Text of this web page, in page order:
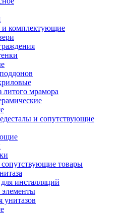
комплектующие
мрамора
и сопутствующие
товары
инсталляций
унитазов